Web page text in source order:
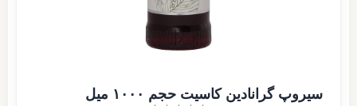
سیروپ گرانادین کاسیت حجم ۱۰۰۰ میل